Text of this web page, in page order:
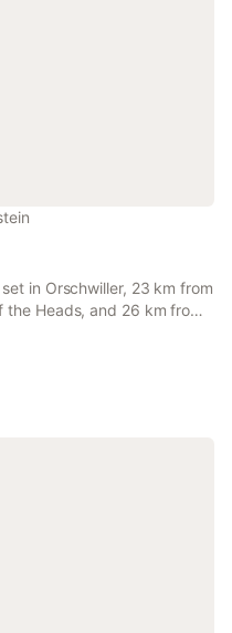
in Orschwiller, 23 km from
the Heads, and 26 km from
property features mountain